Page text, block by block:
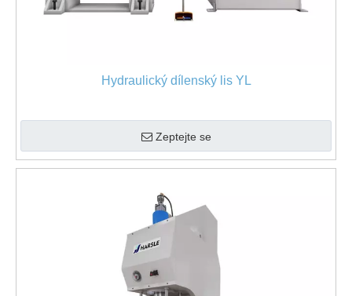
Hydraulický dílenský lis YL
Zeptejte se